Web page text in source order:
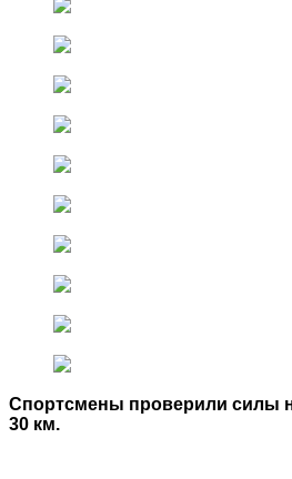
Спортсмены проверили силы
30 км.